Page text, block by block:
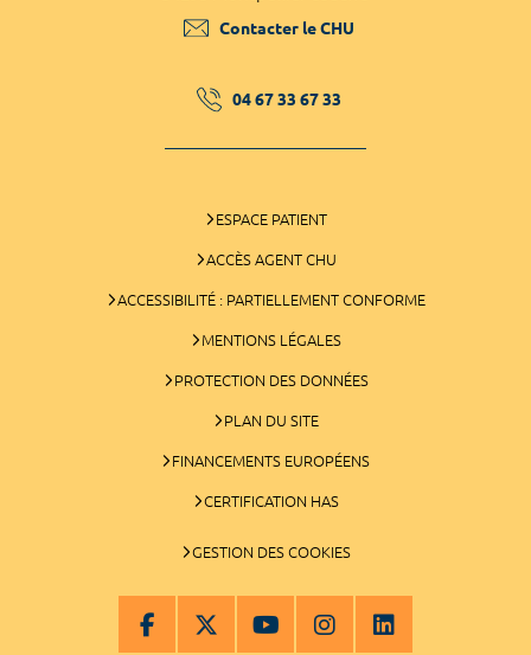
Contacter le CHU
04 67 33 67 33
ESPACE PATIENT
ACCÈS AGENT CHU
ACCESSIBILITÉ : PARTIELLEMENT CONFORME
MENTIONS LÉGALES
PROTECTION DES DONNÉES
PLAN DU SITE
FINANCEMENTS EUROPÉENS
CERTIFICATION HAS
GESTION DES COOKIES